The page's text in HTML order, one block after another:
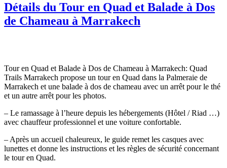
Détails du Tour en Quad et Balade à Dos
de Chameau à Marrakech
Tour en Quad et Balade à Dos de Chameau à Marrakech: Quad
Trails Marrakech propose un tour en Quad dans la Palmeraie de
Marrakech et une balade à dos de chameau avec un arrêt pour le thé
et un autre arrêt pour les photos.
– Le ramassage à l’heure depuis les hébergements (Hôtel / Riad …)
avec chauffeur professionnel et une voiture confortable.
– Après un accueil chaleureux, le guide remet les casques avec
lunettes et donne les instructions et les règles de sécurité concernant
le tour en Quad.